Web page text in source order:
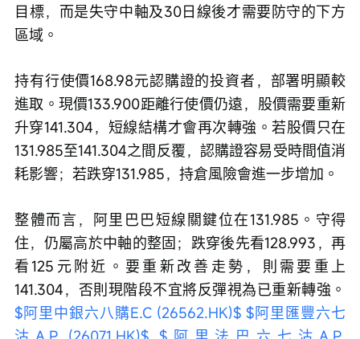
目標，而是失守中軸及30日線後才需要防守的下方
區域。
持有行使價168.98元認購證的投資者，部署明顯較
進取。現價133.900距離行使價仍遠，股價需要重新
升穿141.304，短線結構才會再次轉強。若股價只在
131.985至141.304之間反覆，認購證容易受時間值消
耗影響；若跌穿131.985，持倉風險會進一步增加。
整體而言，阿里巴巴短線關鍵位在131.985。守得
住，仍屬高於中軸的整固；跌穿後先看128.993，再
看125元附近。要重新改善走勢，則需要重上
141.304，否則現階段不宜將反彈視為已重新轉強。
$阿里中銀六八購E.C (26562.HK)$ $阿里匯豐六七